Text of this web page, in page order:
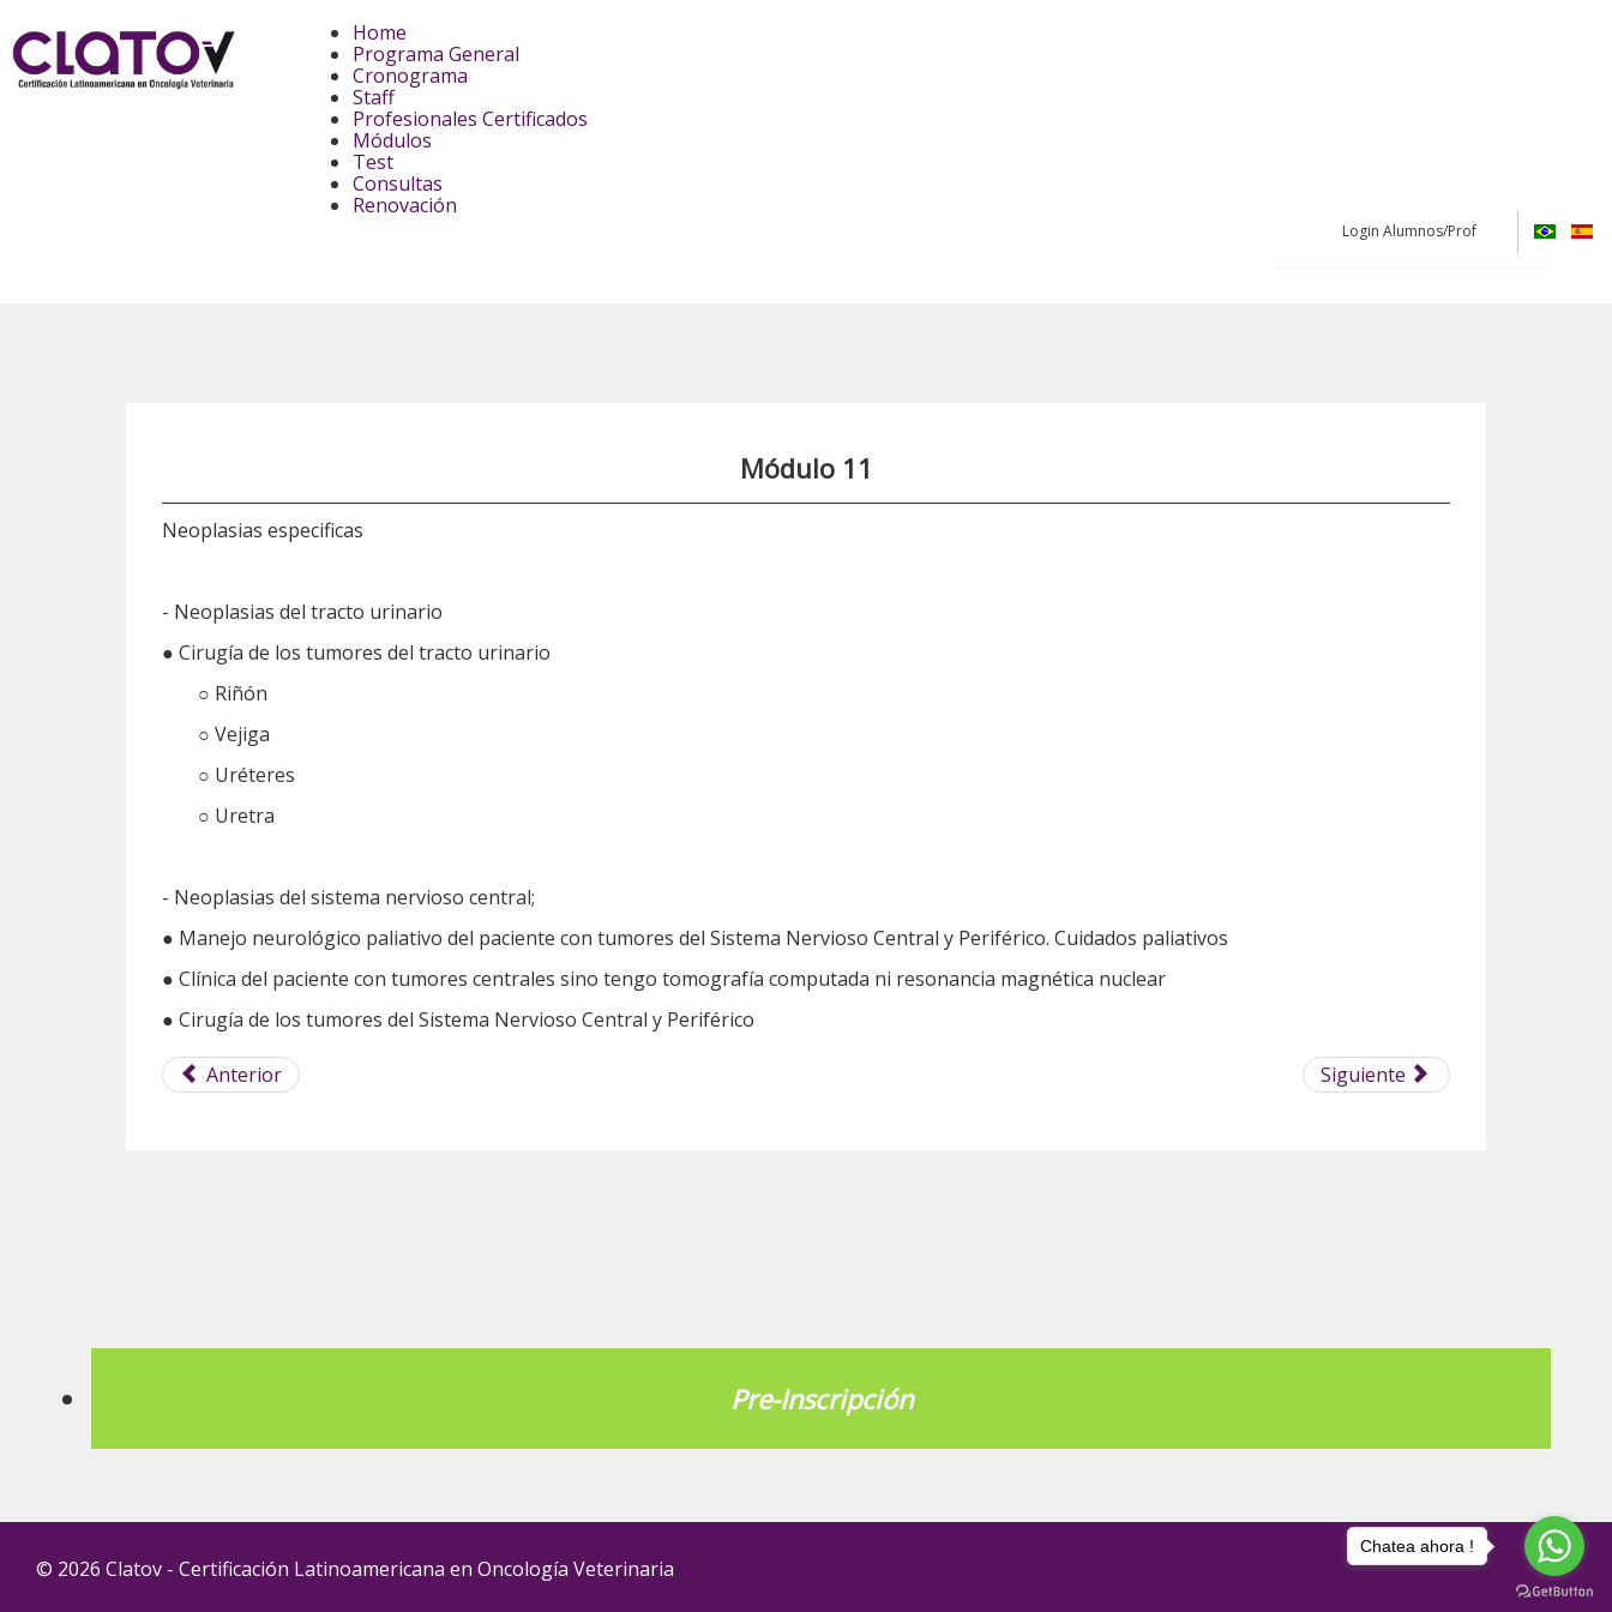
Home
Programa General
Cronograma
Staff
Profesionales Certificados
Módulos
Test
Consultas
Renovación
Login Alumnos/Prof
Módulo 11
Neoplasias especificas
- Neoplasias del tracto urinario
● Cirugía de los tumores del tracto urinario
○ Riñón
○ Vejiga
○ Uréteres
○ Uretra
- Neoplasias del sistema nervioso central;
● Manejo neurológico paliativo del paciente con tumores del Sistema Nervioso Central y Periférico. Cuidados paliativos
● Clínica del paciente con tumores centrales sino tengo tomografía computada ni resonancia magnética nuclear
● Cirugía de los tumores del Sistema Nervioso Central y Periférico
Anterior Siguiente
Pre-Inscripción
© 2026 Clatov - Certificación Latinoamericana en Oncología Veterinaria
Chatea ahora !